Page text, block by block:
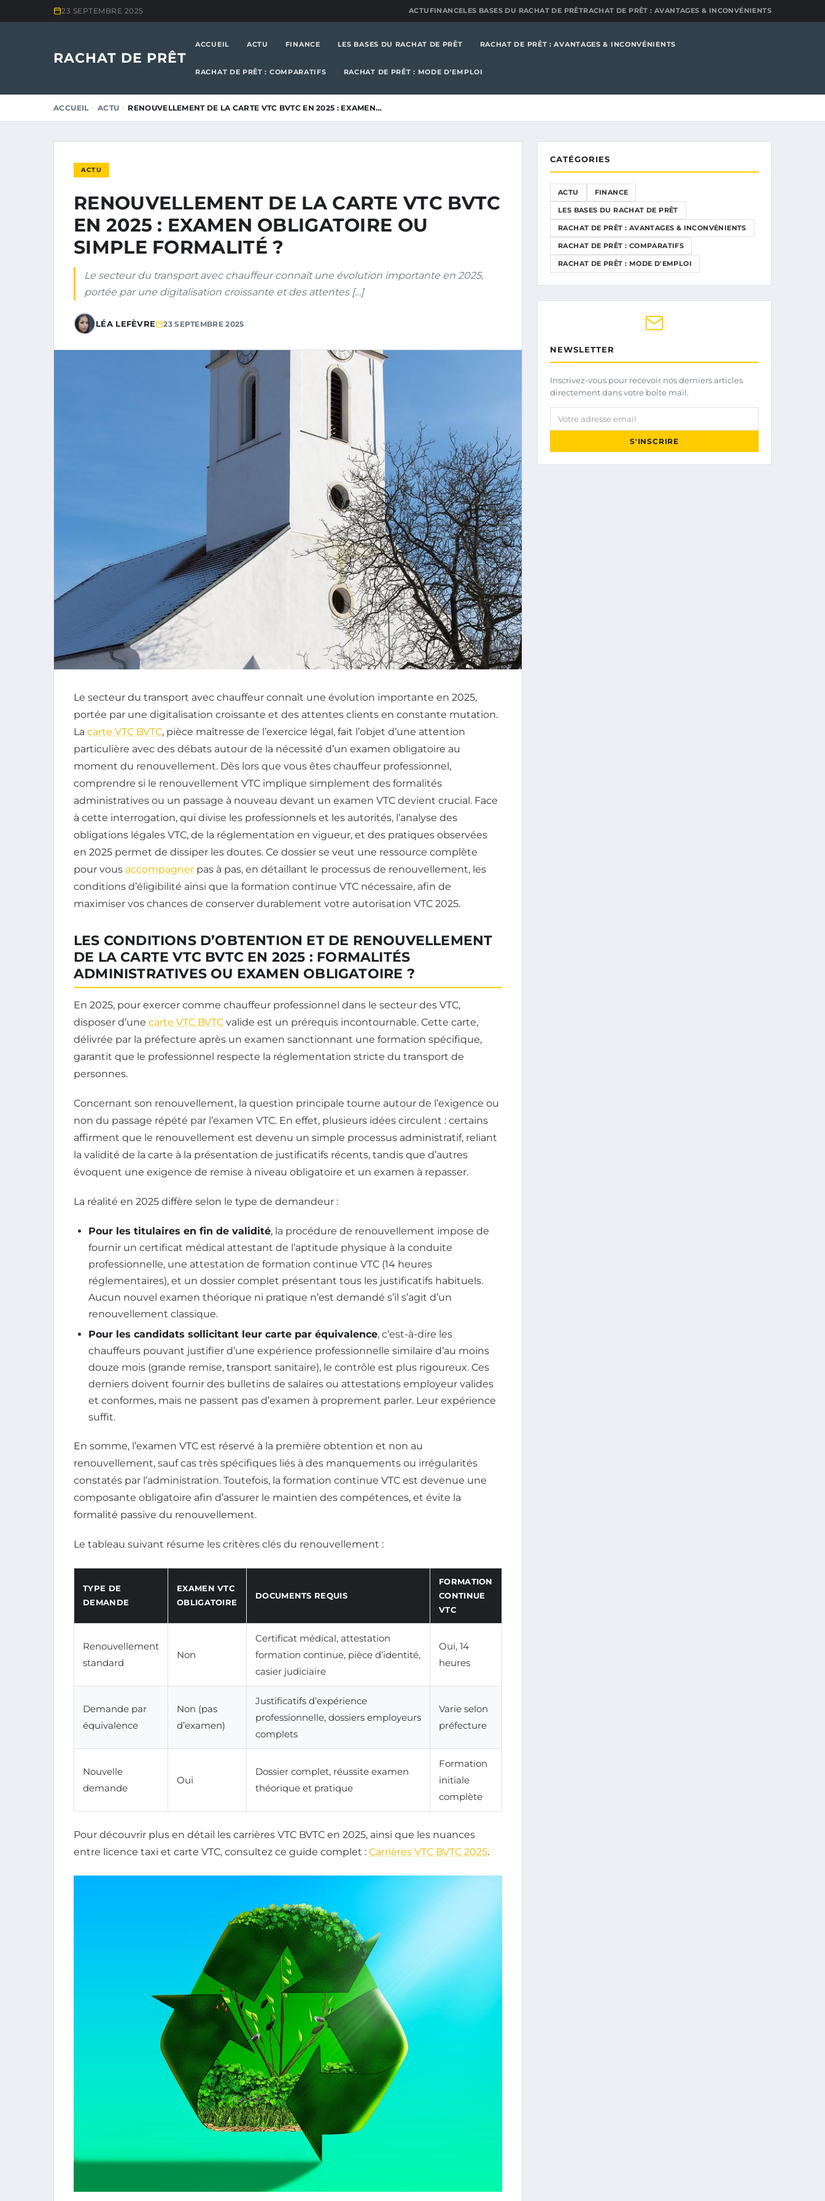
23 SEPTEMBRE 2025 ACTU FINANCELES BASES DU RACHAT DE PRÊTRACHAT DE PRÊT : AVANTAGES & INCONVÉNIENTS
RACHAT DE PRÊT
ACCUEIL ACTU FINANCE LES BASES DU RACHAT DE PRÊT RACHAT DE PRÊT : AVANTAGES & INCONVÉNIENTS
RACHAT DE PRÊT : COMPARATIFS RACHAT DE PRÊT : MODE D'EMPLOI
ACCUEIL ACTU RENOUVELLEMENT DE LA CARTE VTC BVTC EN 2025 : EXAMEN…
ACTU
RENOUVELLEMENT DE LA CARTE VTC BVTC
EN 2025 : EXAMEN OBLIGATOIRE OU
SIMPLE FORMALITÉ ?
Le secteur du transport avec chauffeur connaît une évolution importante en 2025,
portée par une digitalisation croissante et des attentes […]
LÉA LEFÈVRE 23 SEPTEMBRE 2025
Le secteur du transport avec chauffeur connaît une évolution importante en 2025,
portée par une digitalisation croissante et des attentes clients en constante mutation.
La carte VTC BVTC, pièce maîtresse de l’exercice légal, fait l’objet d’une attention
particulière avec des débats autour de la nécessité d’un examen obligatoire au
moment du renouvellement. Dès lors que vous êtes chauffeur professionnel,
comprendre si le renouvellement VTC implique simplement des formalités
administratives ou un passage à nouveau devant un examen VTC devient crucial. Face
à cette interrogation, qui divise les professionnels et les autorités, l’analyse des
obligations légales VTC, de la réglementation en vigueur, et des pratiques observées
en 2025 permet de dissiper les doutes. Ce dossier se veut une ressource complète
pour vous accompagner pas à pas, en détaillant le processus de renouvellement, les
conditions d’éligibilité ainsi que la formation continue VTC nécessaire, afin de
maximiser vos chances de conserver durablement votre autorisation VTC 2025.
LES CONDITIONS D’OBTENTION ET DE RENOUVELLEMENT
DE LA CARTE VTC BVTC EN 2025 : FORMALITÉS
ADMINISTRATIVES OU EXAMEN OBLIGATOIRE ?
En 2025, pour exercer comme chauffeur professionnel dans le secteur des VTC,
disposer d’une carte VTC BVTC valide est un prérequis incontournable. Cette carte,
délivrée par la préfecture après un examen sanctionnant une formation spécifique,
garantit que le professionnel respecte la réglementation stricte du transport de
personnes.
Concernant son renouvellement, la question principale tourne autour de l’exigence ou
non du passage répété par l’examen VTC. En effet, plusieurs idées circulent : certains
affirment que le renouvellement est devenu un simple processus administratif, reliant
la validité de la carte à la présentation de justificatifs récents, tandis que d’autres
évoquent une exigence de remise à niveau obligatoire et un examen à repasser.
La réalité en 2025 diffère selon le type de demandeur :
Pour les titulaires en fin de validité, la procédure de renouvellement impose de
fournir un certificat médical attestant de l’aptitude physique à la conduite
professionnelle, une attestation de formation continue VTC (14 heures
réglementaires), et un dossier complet présentant tous les justificatifs habituels.
Aucun nouvel examen théorique ni pratique n’est demandé s’il s’agit d’un
renouvellement classique.
Pour les candidats sollicitant leur carte par équivalence, c’est-à-dire les
chauffeurs pouvant justifier d’une expérience professionnelle similaire d’au moins
douze mois (grande remise, transport sanitaire), le contrôle est plus rigoureux. Ces
derniers doivent fournir des bulletins de salaires ou attestations employeur valides
et conformes, mais ne passent pas d’examen à proprement parler. Leur expérience
suffit.
En somme, l’examen VTC est réservé à la première obtention et non au
renouvellement, sauf cas très spécifiques liés à des manquements ou irrégularités
constatés par l’administration. Toutefois, la formation continue VTC est devenue une
composante obligatoire afin d’assurer le maintien des compétences, et évite la
formalité passive du renouvellement.
Le tableau suivant résume les critères clés du renouvellement :
TYPE DE
DEMANDE
EXAMEN VTC
OBLIGATOIRE
DOCUMENTS REQUIS
FORMATION
CONTINUE
VTC
Renouvellement
standard
Non
Certificat médical, attestation
formation continue, pièce d’identité,
casier judiciaire
Oui, 14
heures
Demande par
équivalence
Non (pas
d’examen)
Justificatifs d’expérience
professionnelle, dossiers employeurs
complets
Varie selon
préfecture
Nouvelle
demande
Oui
Dossier complet, réussite examen
théorique et pratique
Formation
initiale
complète
Pour découvrir plus en détail les carrières VTC BVTC en 2025, ainsi que les nuances
entre licence taxi et carte VTC, consultez ce guide complet : Carrières VTC BVTC 2025.
CATÉGORIES
ACTU FINANCE
LES BASES DU RACHAT DE PRÊT
RACHAT DE PRÊT : AVANTAGES & INCONVÉNIENTS
RACHAT DE PRÊT : COMPARATIFS
RACHAT DE PRÊT : MODE D'EMPLOI
NEWSLETTER
Inscrivez-vous pour recevoir nos derniers articles
directement dans votre boîte mail.
Votre adresse email
S'INSCRIRE